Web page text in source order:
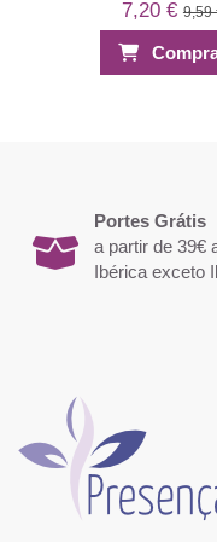
7,20 € 9,59
Recargas Lima
Unidades -
Portes Grátis
a partir de 39€
Ibérica exceto